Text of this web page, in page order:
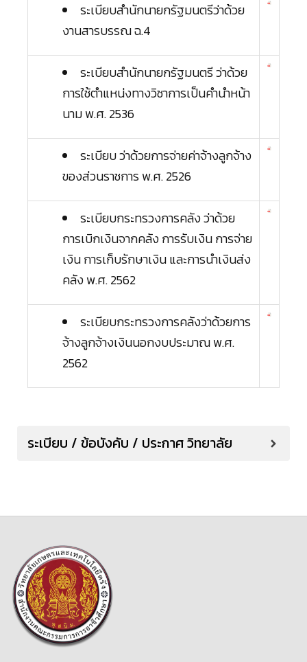
ระเบียบสำนักนายกรัฐมนตรีว่าด้วย
งานสารบรรณ ฉ.4
ระเบียบสำนักนายกรัฐมนตรี ว่าด้วย
การใช้ตำแหน่งทางวิชาการเป็นคำนำหน้า
นาม พ.ศ. 2536
ระเบียบ ว่าด้วยการจ่ายค่าจ้างลูกจ้าง
ของส่วนราชการ พ.ศ. 2526
ระเบียบกระทรวงการคลัง ว่าด้วย
การเบิกเงินจากคลัง การรับเงิน การจ่าย
เงิน การเก็บรักษาเงิน และการนำเงินส่ง
คลัง พ.ศ. 2562
ระเบียบกระทรวงการคลังว่าด้วยการ
จ้างลูกจ้างเงินนอกงบประมาณ พ.ศ.
2562
ระเบียบ / ข้อบังคับ / ประกาศ วิทยาลัย